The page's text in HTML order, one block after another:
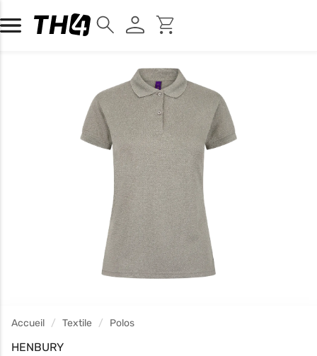
Accueil Textile Polos
HENBURY